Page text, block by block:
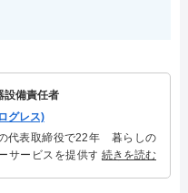
備責任者
グレス)
代表取締役で22年 暮らしの
サービスを提供する株式会社
続きを読む